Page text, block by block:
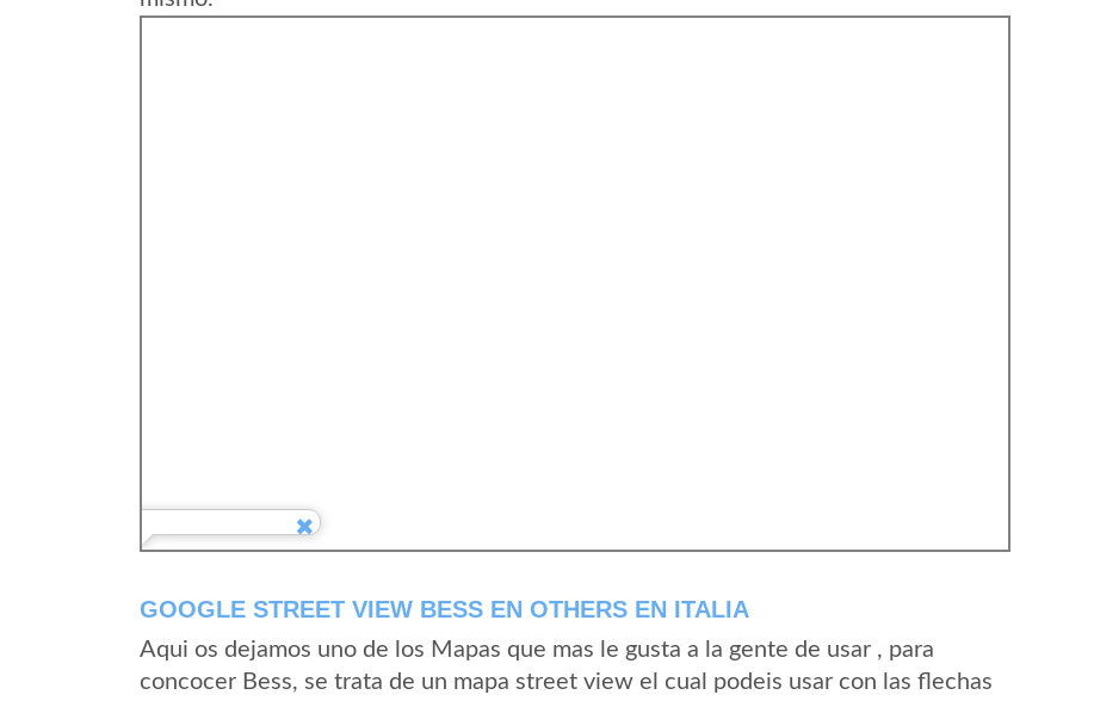
GOOGLE STREET VIEW BESS EN OTHERS EN ITALIA
Aqui os dejamos uno de los Mapas que mas le gusta a la gente de usar , para
concocer Bess, se trata de un mapa street view el cual podeis usar con las flechas